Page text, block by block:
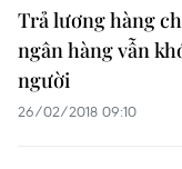
Trả lương hàng
ngân hàng vẫn
người
26/02/2018 09:10